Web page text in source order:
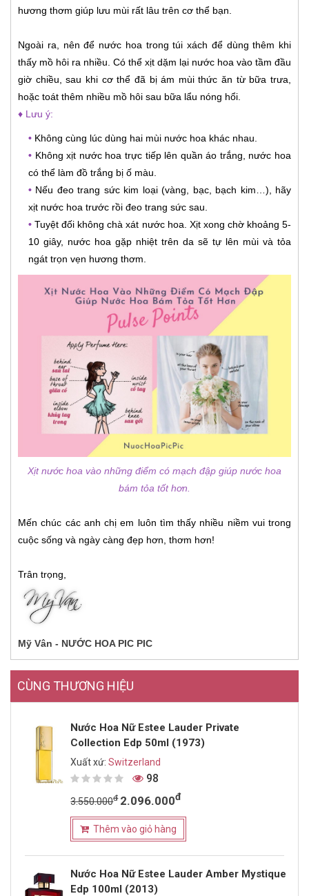
hương thơm giúp lưu mùi rất lâu trên cơ thể bạn.
Ngoài ra, nên để nước hoa trong túi xách để dùng thêm khi
thấy mồ hôi ra nhiều. Có thể xịt dặm lại nước hoa vào tầm đầu
giờ chiều, sau khi cơ thể đã bị ám mùi thức ăn từ bữa trưa,
hoặc toát thêm nhiều mồ hôi sau bữa lẩu nóng hổi.
♦ Lưu ý:
• Không cùng lúc dùng hai mùi nước hoa khác nhau.
• Không xịt nước hoa trực tiếp lên quần áo trắng, nước hoa
có thể làm đồ trắng bị ố màu.
• Nếu đeo trang sức kim loại (vàng, bạc, bạch kim…), hãy
xịt nước hoa trước rồi đeo trang sức sau.
• Tuyệt đối không chà xát nước hoa. Xịt xong chờ khoảng 5-
10 giây, nước hoa gặp nhiệt trên da sẽ tự lên mùi và tỏa
ngát trọn vẹn hương thơm.
Xịt nước hoa vào những điểm có mạch đập giúp nước hoa
bám tỏa tốt hơn.
Mến chúc các anh chị em luôn tìm thấy nhiều niềm vui trong
cuộc sống và ngày càng đẹp hơn, thơm hơn!
Trân trọng,
Mỹ Vân - NƯỚC HOA PIC PIC
CÙNG THƯƠNG HIỆU
Nước Hoa Nữ Estee Lauder Private
Collection Edp 50ml (1973)
Xuất xứ:Switzerland
98
3.550.000đ 2.096.000đ
Thêm vào giỏ hàng
Nước Hoa Nữ Estee Lauder Amber Mystique
Edp 100ml (2013)